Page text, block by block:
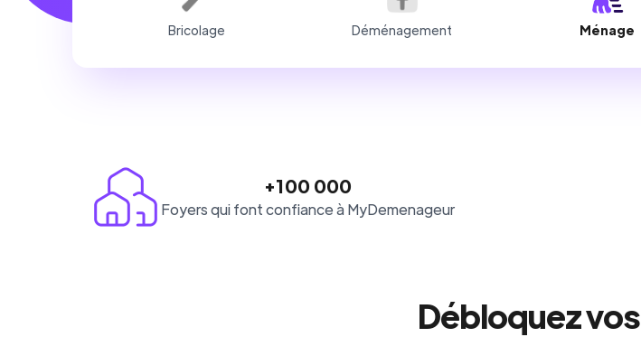
Bricolage Déménagement Ménage
+100 000
Foyers qui font confiance à MyDemenageur
Débloquez vos